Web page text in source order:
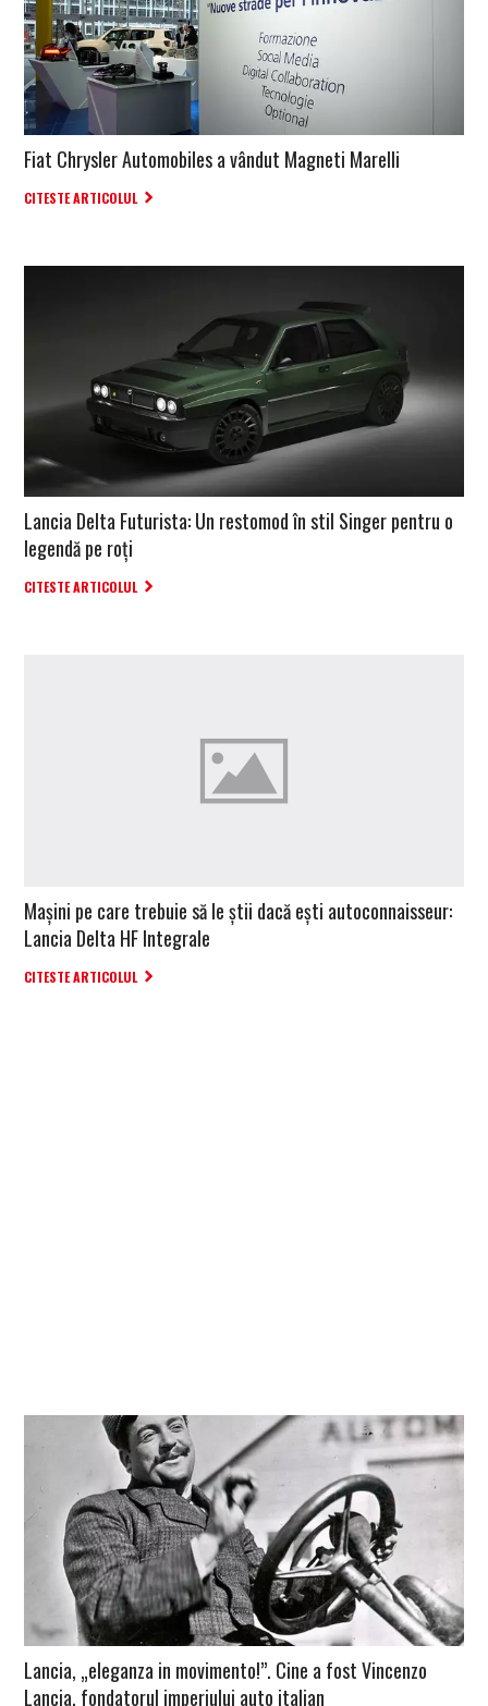
Fiat Chrysler Automobiles a vândut Magneti Marelli
CITESTE ARTICOLUL
Lancia Delta Futurista: Un restomod în stil Singer pentru o
legendă pe roți
CITESTE ARTICOLUL
Mașini pe care trebuie să le știi dacă ești autoconnaisseur:
Lancia Delta HF Integrale
CITESTE ARTICOLUL
Lancia, „eleganza in movimento!”. Cine a fost Vincenzo
Lancia, fondatorul imperiului auto italian